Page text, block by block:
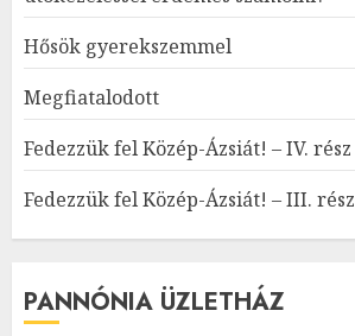
Hősök gyerekszemmel
Megfiatalodott
Fedezzük fel Közép-Ázsiát! – IV. rész
Fedezzük fel Közép-Ázsiát! – III. rész
PANNÓNIA ÜZLETHÁZ